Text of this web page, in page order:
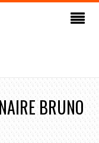
BRUNO